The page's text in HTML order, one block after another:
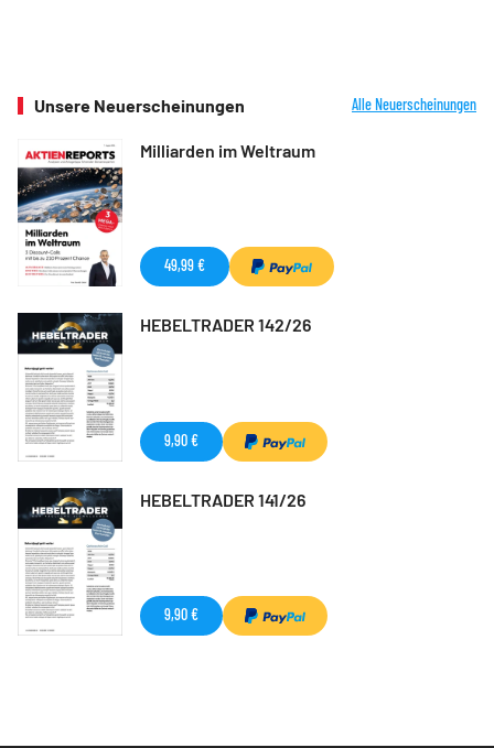
Unsere Neuerscheinungen Alle Neuerscheinungen
Milliarden im Weltraum
49,99 €
HEBELTRADER 142/26
9,90 €
HEBELTRADER 141/26
9,90 €